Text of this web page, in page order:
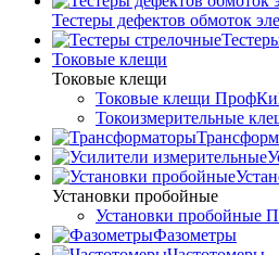
Тестеры дефектов обмоток
Токовые клещи
Токовые клещи
Токовые клещи
Токоизмерительные
Установки пробойные
Установки пробойные
Фазометры